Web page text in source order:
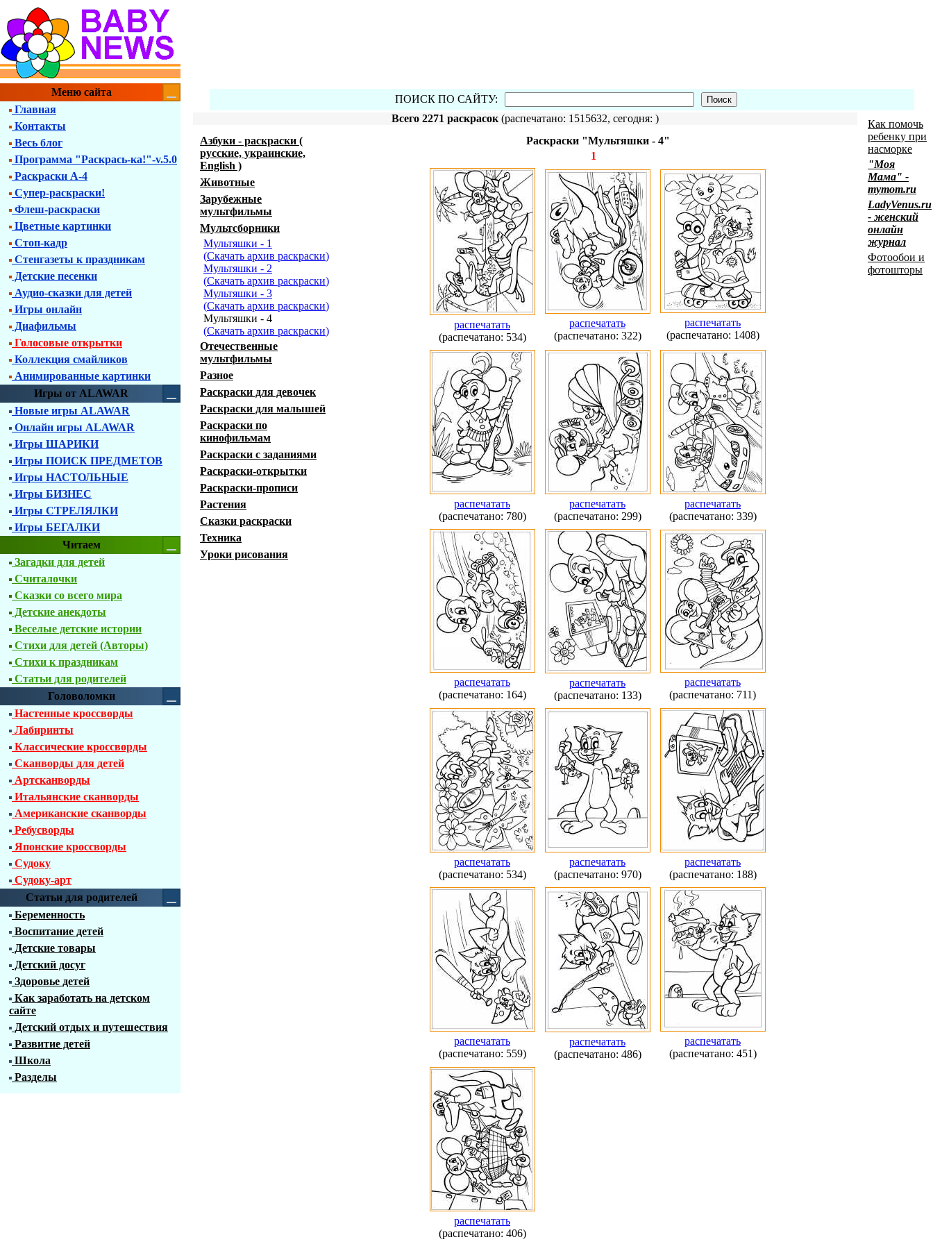
Меню сайта
Главная
Контакты
Весь блог
Программа "Раскрась-ка!"-v.5.0
Раскраски А-4
Супер-раскраски!
Флеш-раскраски
Цветные картинки
Стоп-кадр
Стенгазеты к праздникам
Детские песенки
Аудио-сказки для детей
Игры онлайн
Диафильмы
Голосовые открытки
Коллекция смайликов
Анимированные картинки
Игры от ALAWAR
Новые игры ALAWAR
Онлайн игры ALAWAR
Игры ШАРИКИ
Игры ПОИСК ПРЕДМЕТОВ
Игры НАСТОЛЬНЫЕ
Игры БИЗНЕС
Игры СТРЕЛЯЛКИ
Игры БЕГАЛКИ
Читаем
Загадки для детей
Считалочки
Сказки со всего мира
Детские анекдоты
Веселые детские истории
Стихи для детей (Авторы)
Стихи к праздникам
Статьи для родителей
Головоломки
Настенные кроссворды
Лабиринты
Классические кроссворды
Сканворды для детей
Артсканворды
Итальянские сканворды
Американские сканворды
Ребусворды
Японские кроссворды
Судоку
Судоку-арт
Статьи для родителей
Беременность
Воспитание детей
Детские товары
Детский досуг
Здоровье детей
Как заработать на детском
сайте
Детский отдых и путешествия
Развитие детей
Школа
Разделы
ПОИСК ПО САЙТУ:
Всего 2271 раскрасок (распечатано: 1515632, сегодня: )
Азбуки - раскраски (
русские, украинские,
English )
Животные
Зарубежные
мультфильмы
Мультсборники
Мультяшки - 1
(Скачать архив раскраски)
Мультяшки - 2
(Скачать архив раскраски)
Мультяшки - 3
(Скачать архив раскраски)
Мультяшки - 4
(Скачать архив раскраски)
Отечественные
мультфильмы
Разное
Раскраски для девочек
Раскраски для малышей
Раскраски по
кинофильмам
Раскраски с заданиями
Раскраски-открытки
Раскраски-прописи
Растения
Сказки раскраски
Техника
Уроки рисования
Раскраски "Мультяшки - 4"
1
распечатать
(распечатано: 534)
распечатать
(распечатано: 322)
распечатать
(распечатано: 1408)
распечатать
(распечатано: 780)
распечатать
(распечатано: 299)
распечатать
(распечатано: 339)
распечатать
(распечатано: 164)
распечатать
(распечатано: 133)
распечатать
(распечатано: 711)
распечатать
(распечатано: 534)
распечатать
(распечатано: 970)
распечатать
(распечатано: 188)
распечатать
(распечатано: 559)
распечатать
(распечатано: 486)
распечатать
(распечатано: 451)
распечатать
(распечатано: 406)
Как помочь
ребенку при
насморке
"Моя
Мама" -
mymom.ru
LadyVenus.ru
- женский
онлайн
журнал
Фотообои и
фотошторы